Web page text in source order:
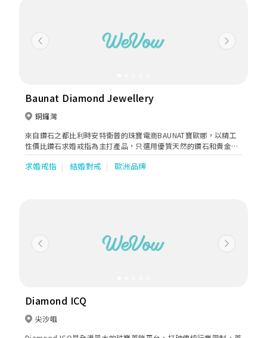
Previous Next
Baunat Diamond Jewellery
銅鑼灣
來自鑽石之都比利時安特衛普的珠寶電商BAUNAT寶歐娜，以精工
性價比鑽石求婚戒指為主打產品，只選用優質天然的鑽石和貴金
屬，以歐洲傳統手工藝再配合最新科技，精雕細琢打造出優質的鑽
石首飾，產品更獲鑽石行業內著名的實驗室認證，可見其品質之
求婚戒指 結婚對戒 歐洲品牌
Previous Next
Diamond ICQ
尖沙咀